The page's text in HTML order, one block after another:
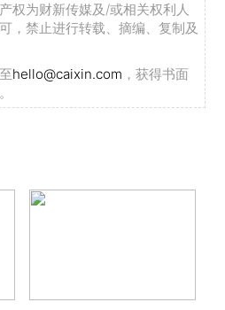
权为财新传媒及/或相关权利人
，禁止进行转载、摘编、复制及
hello@caixin.com ，获得书面